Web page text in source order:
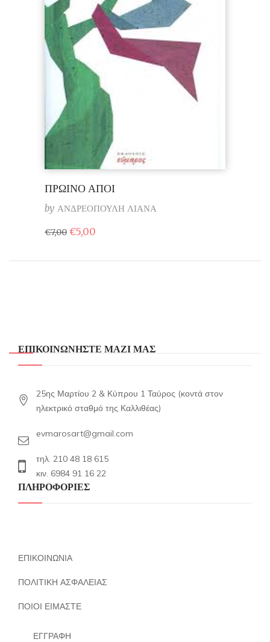
ΠΡΩΙΝΟ ΑΠΟΙ
by ΑΝΔΡΕΟΠΟΥΛΗ ΛΙΑΝΑ
€7,00 Original
price
€7,00.
€5,00
είναι:
ΕΠΙΚΟΙΝΩΝΗΣΤΕ ΜΑΖΙ ΜΑΣ
25ης Μαρτίου 2 & Κύπρου 1 Ταύρος (κοντά στον
ηλεκτρικό σταθμό της Καλλιθέας)
evmarosart@gmail.com
τηλ. 210 48 18 615
κιν. 6984 91 16 22
ΠΛΗΡΟΦΟΡΙΕΣ
ΕΠΙΚΟΙΝΩΝΙΑ
ΠΟΛΙΤΙΚΗ ΑΣΦΑΛΕΙΑΣ
ΠΟΙΟΙ ΕΙΜΑΣΤΕ
ΕΓΓΡΑΦΗ